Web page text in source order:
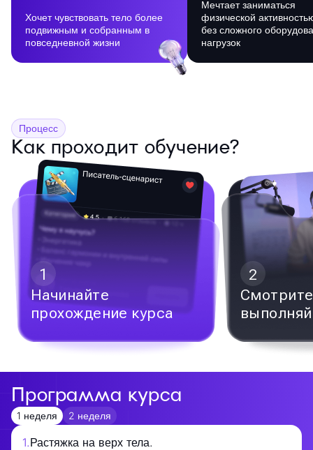
Хочет чувствовать тело более
подвижным и собранным в
повседневной жизни
Мечтает заниматься
физической
без сложного
нагрузок
Процесс
Как проходит обучение?
1
Начинайте
прохождение курса
2
Программа курса
1 неделя 2 неделя
1.Растяжка на верх тела.